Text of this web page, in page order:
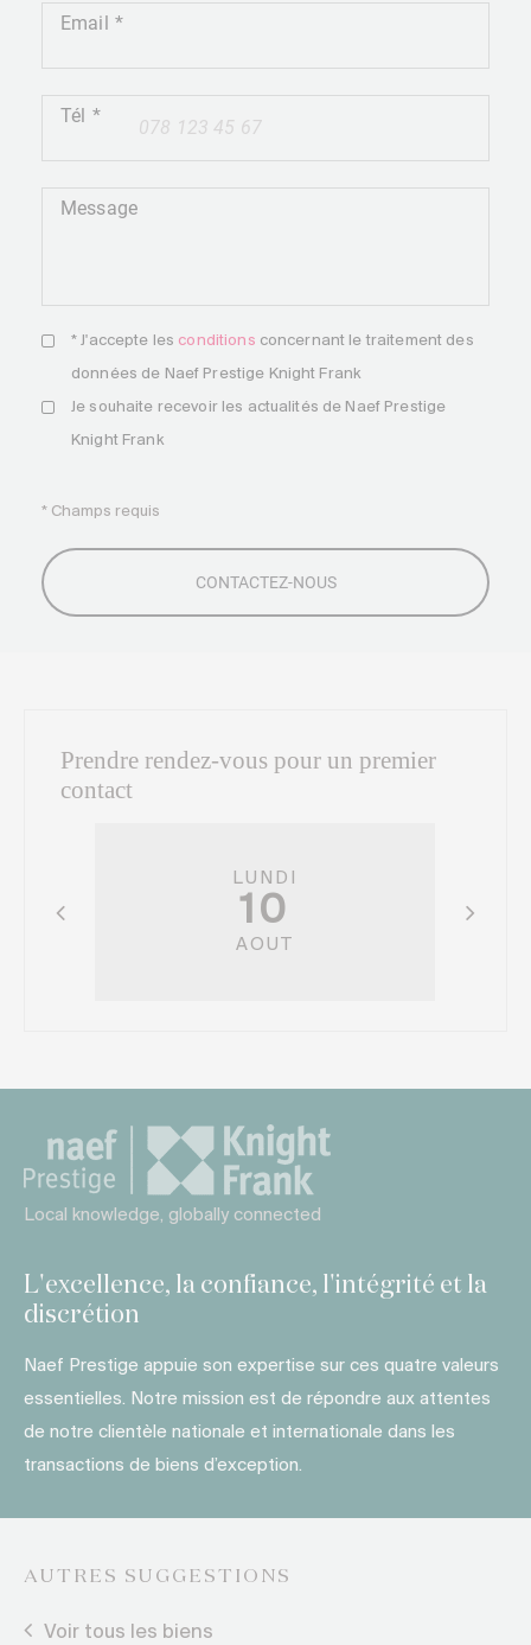
Email
+41
Tél
Message
* J'accepte les conditions concernant le traitement des
données de Naef Prestige Knight Frank
Je souhaite recevoir les actualités de Naef Prestige
Knight Frank
* Champs requis
Prendre rendez-vous pour un premier
contact
LUNDI
10
AOUT
Local knowledge, globally connected
L'excellence, la confiance, l'intégrité et la
discrétion
Naef Prestige appuie son expertise sur ces quatre valeurs
essentielles. Notre mission est de répondre aux attentes
de notre clientèle nationale et internationale dans les
transactions de biens d’exception.
AUTRES SUGGESTIONS
Voir tous les biens